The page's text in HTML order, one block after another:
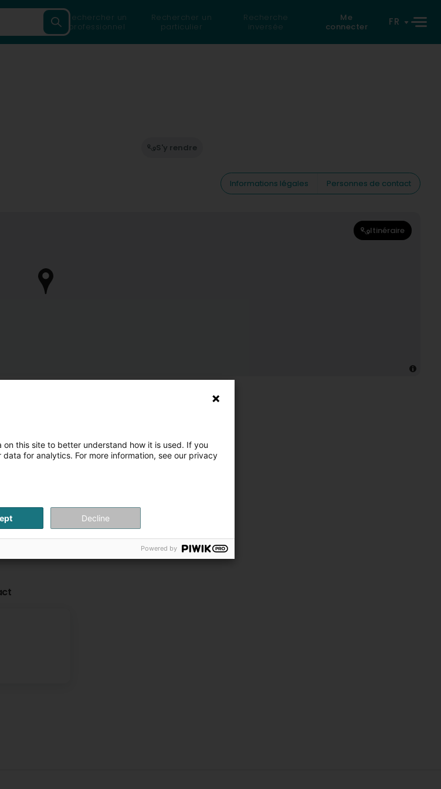
Rechercher un
professionnel
Rechercher un
particulier
Recherche
inversée
Me
connecter
FR
S'y rendre
Informations légales
Personnes de contact
Itinéraire
this site to better understand how it is used. If you
for analytics. For more information, see our privacy
Decline
Powered by